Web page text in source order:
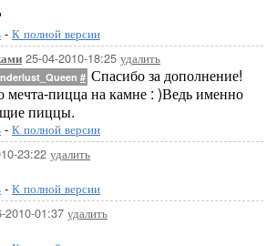
- К полной версии
25-04-2010-18:25 удалить
# Спасибо за дополнение!
мечта-пицца на камне : )Ведь именно
пиццы.
- К полной версии
23:22 удалить
- К полной версии
2010-01:37 удалить